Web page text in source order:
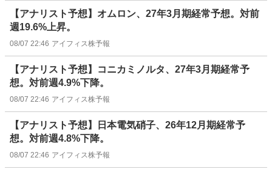
【アナリスト予想】オムロン、27年3月期経常予想。対前
週19.6%上昇。
08/07 22:46 アイフィス株予報
【アナリスト予想】コニカミノルタ、27年3月期経常予
想。対前週4.9%下降。
08/07 22:46 アイフィス株予報
【アナリスト予想】日本電気硝子、26年12月期経常予
想。対前週4.8%下降。
08/07 22:46 アイフィス株予報